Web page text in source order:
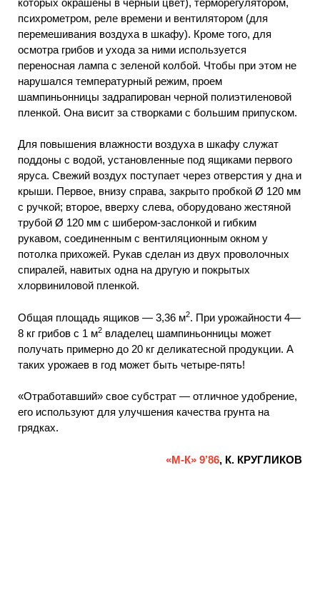
психрометром, реле времени и вентилятором (для
перемешивания воздуха в шкафу). Кроме того, для
осмотра грибов и ухода за ними используется
переносная лампа с зеленой колбой. Чтобы при этом не
нарушался температурный режим, проем
шампиньонницы задрапирован черной полиэтиленовой
пленкой. Она висит за створками с большим припуском.
Для повышения влажности воздуха в шкафу служат
поддоны с водой, установленные под ящиками первого
яруса. Свежий воздух поступает через отверстия у дна и
крыши. Первое, внизу справа, закрыто пробкой Ø 120 мм
с ручкой; второе, вверху слева, оборудовано жестяной
трубой Ø 120 мм с шибером-заслонкой и гибким
рукавом, соединенным с вентиляционным окном у
потолка прихожей. Рукав сделан из двух проволочных
спиралей, навитых одна на другую и покрытых
хлорвиниловой пленкой.
Общая площадь ящиков — 3,36 м2. При урожайности 4—
8 кг грибов с 1 м2 владелец шампиньонницы может
получать примерно до 20 кг деликатесной продукции. А
таких урожаев в год может быть четыре-пять!
«Отработавший» свое субстрат — отличное удобрение,
его используют для улучшения качества грунта на
грядках.
«М-К» 9’86, К. КРУГЛИКОВ